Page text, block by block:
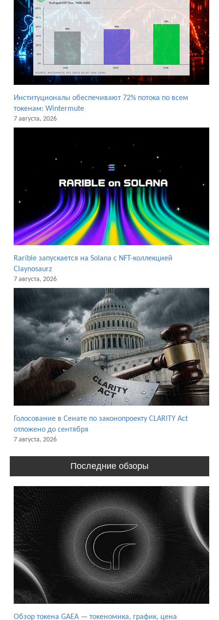
Институционалы обеспечивают 72% потока по всем
токенам: Wintermute
7 августа, 2026
Rarible запускается на Solana с NFT-коллекцией
Claynosaurz
7 августа, 2026
Голосование в Сенате по законопроекту CLARITY Act
отложено до сентября
7 августа, 2026
Последние обзоры
Обзор токена GAEA — токеномика, график, цена